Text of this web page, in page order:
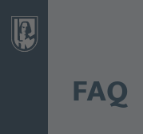
FAQ